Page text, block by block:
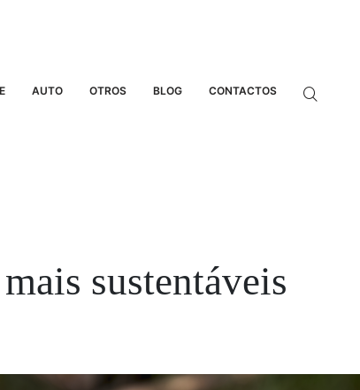
AUTO OTROS BLOG CONTACTOS
sustentáveis